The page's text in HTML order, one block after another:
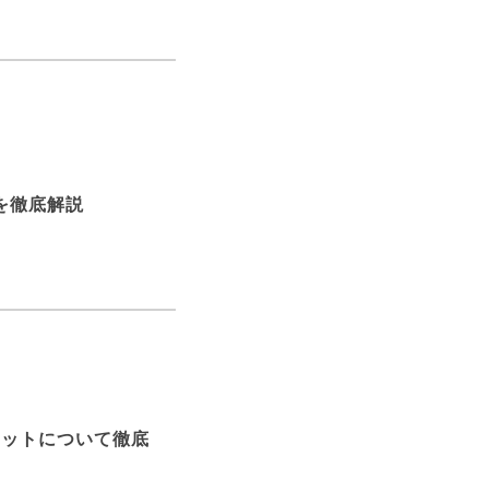
徹底解説
トについて徹底